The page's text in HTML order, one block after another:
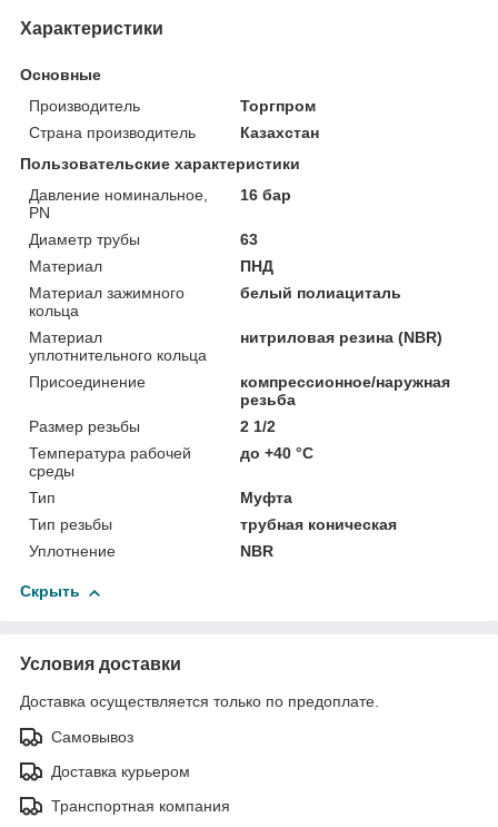
Характеристики
Основные
Производитель
Торгпром
Страна производитель
Казахстан
Пользовательские характеристики
Давление номинальное,
PN
16 бар
Диаметр трубы
63
Материал
ПНД
Материал зажимного
кольца
белый полиациталь
Материал
уплотнительного кольца
нитриловая резина (NBR)
Присоединение
компрессионное/наружная
резьба
Размер резьбы
2 1/2
Температура рабочей
среды
до +40 °C
Тип
Муфта
Тип резьбы
трубная коническая
Уплотнение
NBR
Скрыть
Условия доставки
Доставка осуществляется только по предоплате.
Самовывоз
Доставка курьером
Транспортная компания